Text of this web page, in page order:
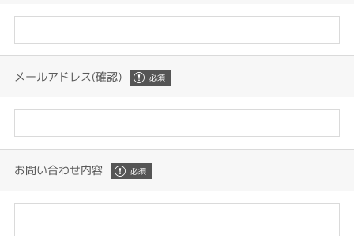
メールアドレス(確認)
お問い合わせ内容